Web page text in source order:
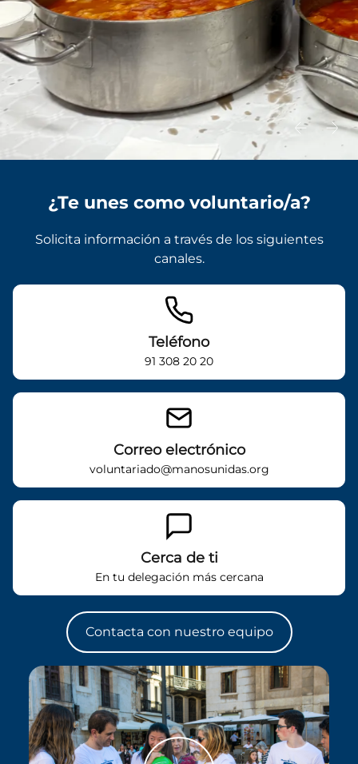
¿Te unes como voluntario/a?
Solicita información a través de los siguientes
canales.
Teléfono
91 308 20 20
Correo electrónico
voluntariado@manosunidas.org
Cerca de ti
En tu delegación más cercana
Contacta con nuestro equipo